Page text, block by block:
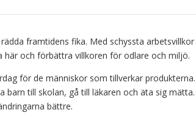
framtidens fika. Med schyssta arbetsvillkor
här och förbättra villkoren för odlare och miljö.
för de människor som tillverkar produkterna.
barn till skolan, gå till läkaren och äta sig mätta.
bättre.